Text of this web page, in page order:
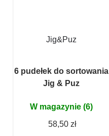
Jig&Puz
6 pudełek do sortowania
Jig & Puz
W magazynie (6)
58,50 zł